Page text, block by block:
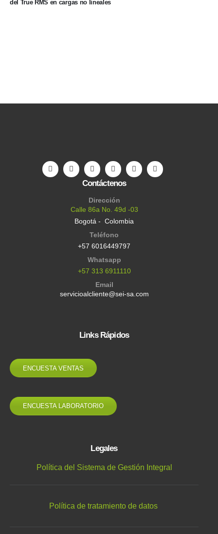
del True RMS en cargas no lineales
Contáctenos
Dirección
Calle 86a No. 49d -03
Bogotá - Colombia
Teléfono
+57 6016449797
Whatsapp
+57 313 6911110
Email
servicioalcliente@sei-sa.com
Links Rápidos
ENCUESTA VENTAS
ENCUESTA LABORATORIO
Legales
Política del Sistema de Gestión Integral
Política de tratamiento de datos